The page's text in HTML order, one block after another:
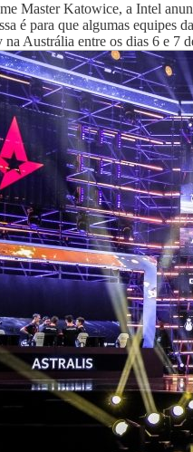
Master Katowice, a Intel
é para que algumas equipes
Austrália entre os dias 6 e 7